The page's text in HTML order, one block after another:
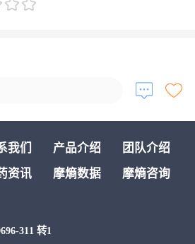
我们 产品介绍
团队介绍
资讯 摩熵数据
摩熵咨询
311 转1